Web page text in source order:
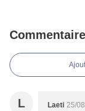
L Laeti 25/